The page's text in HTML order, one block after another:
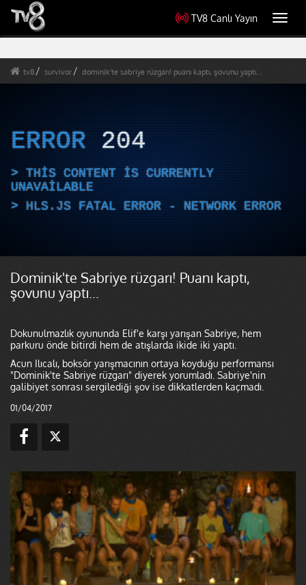
TV8 Canlı Yayın
tv8 survivor dominik'te sabriye rüzgarı! puanı kaptı, şovunu yaptı...
ERROR 204
THIS CONTENT IS CURRENTLY
UNAVAILABLE
HLS.JS FATAL ERROR - NETWORK ERROR
Dominik'te Sabriye rüzgarı! Puanı kaptı,
şovunu yaptı...
Dokunulmazlık oyununda Elif'e karşı yarışan Sabriye, hem
parkuru önde bitirdi hem de atışlarda ikide iki yaptı.
Acun Ilıcalı, boksör yarışmacının ortaya koyduğu performansı
"Dominik'te Sabriye rüzgarı" diyerek yorumladı. Sabriye'nin
galibiyet sonrası sergilediği şov ise dikkatlerden kaçmadı.
01/04/2017